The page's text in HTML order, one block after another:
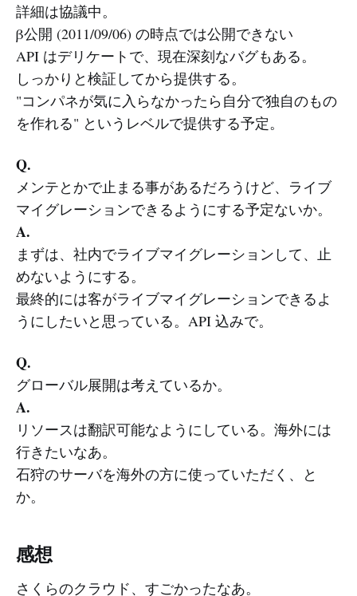
詳細は協議中。
β公開 (2011/09/06) の時点では公開できない
API はデリケートで、現在深刻なバグもある。
しっかりと検証してから提供する。
"コンパネが気に入らなかったら自分で独自のもの
を作れる" というレベルで提供する予定。
Q.
メンテとかで止まる事があるだろうけど、ライブ
マイグレーションできるようにする予定ないか。
A.
まずは、社内でライブマイグレーションして、止
めないようにする。
最終的には客がライブマイグレーションできるよ
うにしたいと思っている。API 込みで。
Q.
グローバル展開は考えているか。
A.
リソースは翻訳可能なようにしている。海外には
行きたいなあ。
石狩のサーバを海外の方に使っていただく、と
か。
感想
さくらのクラウド、すごかったなあ。